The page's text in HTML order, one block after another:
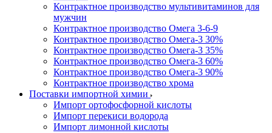
Контрактное производство мультивитаминов для
мужчин
Контрактное производство Омега 3-6-9
Контрактное производство Омега-3 30%
Контрактное производство Омега-3 35%
Контрактное производство Омега-3 60%
Контрактное производство Омега-3 90%
Контрактное производство хрома
Поставки импортной химии
Импорт ортофосфорной кислоты
Импорт перекиси водорода
Импорт лимонной кислоты